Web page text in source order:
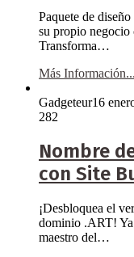
Paquete de
su propio
Transforma…
Más Información...
Gadgeteur16
282
Nombre
con Site
¡Desbloquea el
dominio .ART! Ya
maestro del…